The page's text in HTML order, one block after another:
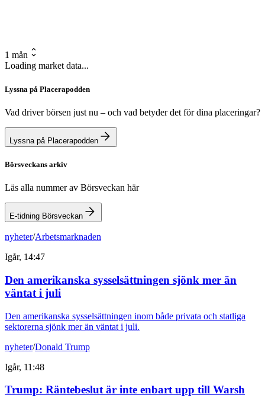
1 mån
Loading market data...
Lyssna på Placerapodden
Vad driver börsen just nu – och vad betyder det för dina placeringar?
Lyssna på Placerapodden
Börsveckans arkiv
Läs alla nummer av Börsveckan här
E-tidning Börsveckan
nyheter/Arbetsmarknaden
Igår, 14:47
Den amerikanska sysselsättningen sjönk mer än
väntat i juli
Den amerikanska sysselsättningen inom både privata och statliga
sektorerna sjönk mer än väntat i juli.
nyheter/Donald Trump
Igår, 11:48
Trump: Räntebeslut är inte enbart upp till Warsh